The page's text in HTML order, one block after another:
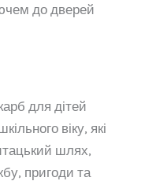
до дверей
для дітей
віку, які
шлях,
пригоди та